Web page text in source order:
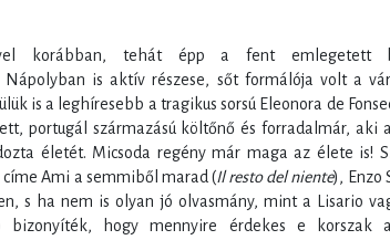
korábban, tehát épp a fent emlegetett
Nápolyban is aktív részese, sőt formálója volt a
is a leghíresebb a tragikus sorsú Eleonora de
portugál származású költőnő és forradalmár, aki
életét. Micsoda regény már maga az élete is!
Ami a semmiből marad (Il resto del niente), Enzo
s ha nem is olyan jó olvasmány, mint a Lisario
bizonyíték, hogy mennyire érdekes e korszak